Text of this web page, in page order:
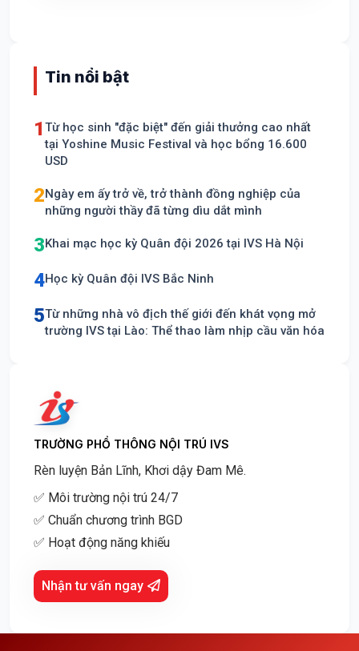
Tin nổi bật
1 Từ học sinh "đặc biệt" đến giải thưởng cao nhất
tại Yoshine Music Festival và học bổng 16.600
USD
2Ngày em ấy trở về, trở thành đồng nghiệp của
những người thầy đã từng dìu dắt mình
3Khai mạc học kỳ Quân đội 2026 tại IVS Hà Nội
4Học kỳ Quân đội IVS Bắc Ninh
5Từ những nhà vô địch thế giới đến khát vọng mở
trường IVS tại Lào: Thể thao làm nhịp cầu văn hóa
TRƯỜNG PHỔ THÔNG NỘI TRÚ IVS
Rèn luyện Bản Lĩnh, Khơi dậy Đam Mê.
✅ Môi trường nội trú 24/7
✅ Chuẩn chương trình BGD
✅ Hoạt động năng khiếu
Nhận tư vấn ngay